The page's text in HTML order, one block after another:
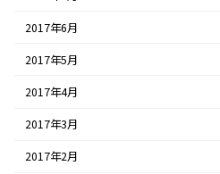
2017年6月
2017年5月
2017年4月
2017年3月
2017年2月